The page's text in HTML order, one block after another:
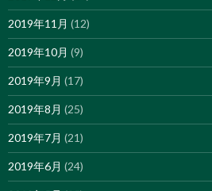
2019年11月 (12)
2019年10月 (9)
2019年9月 (17)
2019年8月 (25)
2019年7月 (21)
2019年6月 (24)